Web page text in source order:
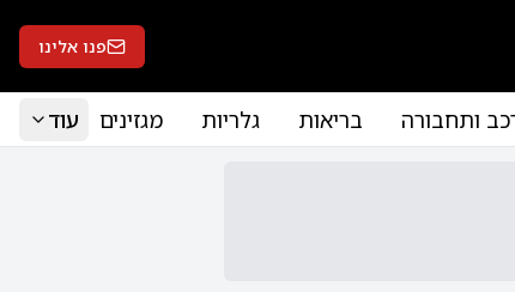
פנו אלינו
ותחבורה בריאות גלריות מגזינים עוד